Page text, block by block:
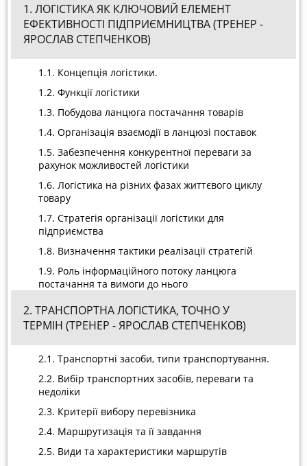
1. ЛОГІСТИКА ЯК КЛЮЧОВИЙ ЕЛЕМЕНТ
ЕФЕКТИВНОСТІ ПІДПРИЄМНИЦТВА (ТРЕНЕР -
ЯРОСЛАВ СТЕПЧЕНКОВ)
1.1. Концепція логістики.
1.2. Функції логістики
1.3. Побудова ланцюга постачання товарів
1.4. Організація взаємодії в ланцюзі поставок
1.5. Забезпечення конкурентної переваги за
рахунок можливостей логістики
1.6. Логістика на різних фазах життєвого циклу
товару
1.7. Стратегія організації логістики для
підприємства
1.8. Визначення тактики реалізації стратегій
1.9. Роль інформаційного потоку ланцюга
постачання та вимоги до нього
2. ТРАНСПОРТНА ЛОГІСТИКА, ТОЧНО У
ТЕРМІН (ТРЕНЕР - ЯРОСЛАВ СТЕПЧЕНКОВ)
2.1. Транспортні засоби, типи транспортування.
2.2. Вибір транспортних засобів, переваги та
недоліки
2.3. Критерії вибору перевізника
2.4. Маршрутизація та її завдання
2.5. Види та характеристики маршрутів